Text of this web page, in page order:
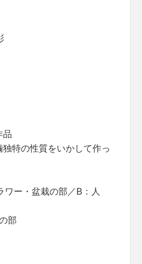
品
特の性質をいかして作っ
ワー・盆栽の部／B：人
部